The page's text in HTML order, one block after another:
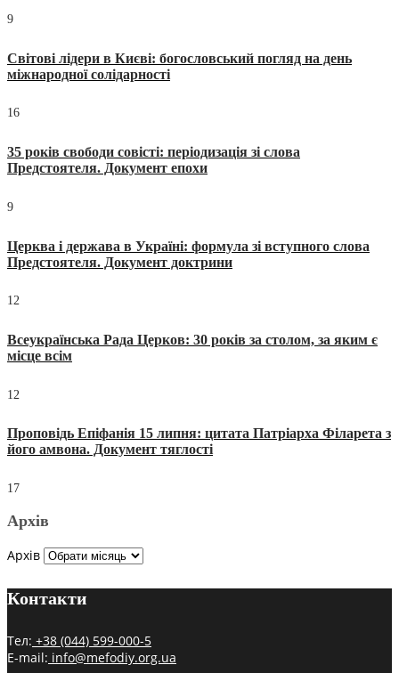
9
Світові лідери в Києві: богословський погляд на день
міжнародної солідарності
16
35 років свободи совісті: періодизація зі слова
Предстоятеля. Документ епохи
9
Церква і держава в Україні: формула зі вступного слова
Предстоятеля. Документ доктрини
12
Всеукраїнська Рада Церков: 30 років за столом, за яким є
місце всім
12
Проповідь Епіфанія 15 липня: цитата Патріарха Філарета з
його амвона. Документ тяглості
17
Архів
Архів
Контакти
Тел: +38 (044) 599-000-5
E-mail: info@mefodiy.org.ua